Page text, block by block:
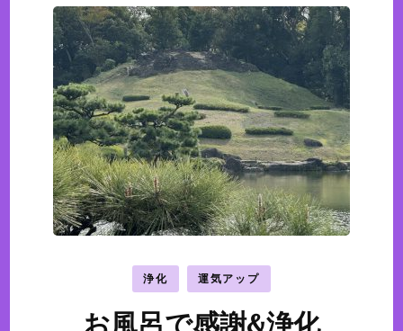
浄化 運気アップ
お風呂で感謝&浄化